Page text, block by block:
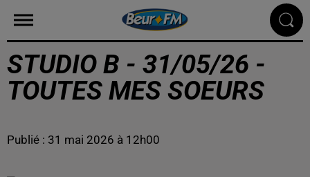
STUDIO B - 31/05/26 -
TOUTES MES SOEURS
Publié : 31 mai 2026 à 12h00